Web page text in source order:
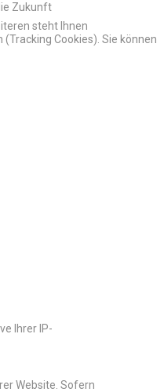
Zukunft
steht Ihnen
Ihrer IP-
Website. Sofern
Cookies). Sie können